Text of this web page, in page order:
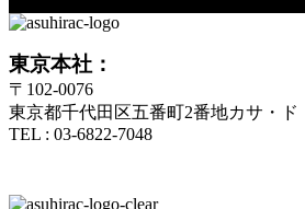
東京本社：
〒102-0076
東京都千代田区五番町2番地カサ・ド
TEL : 03-6822-7048